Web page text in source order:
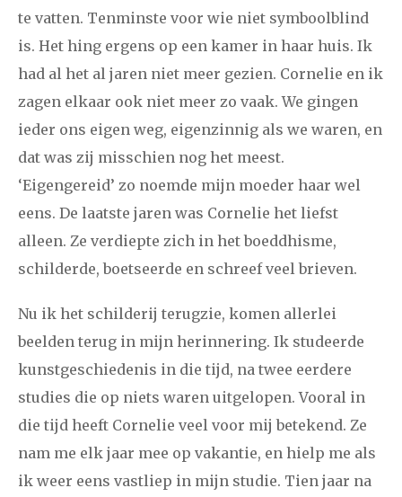
januari februari maart april mei juni juli
december
2018
januari februari maart april mei
augustus september oktober november
2017
januari
augustus september oktober november
2016 augustus september oktober november
december
te vatten. Tenminste voor wie niet symboolblind
is. Het hing ergens op een kamer in haar huis. Ik
had al het al jaren niet meer gezien. Cornelie en ik
zagen elkaar ook niet meer zo vaak. We gingen
ieder ons eigen weg, eigenzinnig als we waren, en
dat was zij misschien nog het meest.
‘Eigengereid’ zo noemde mijn moeder haar wel
eens. De laatste jaren was Cornelie het liefst
alleen. Ze verdiepte zich in het boeddhisme,
schilderde, boetseerde en schreef veel brieven.
Nu ik het schilderij terugzie, komen allerlei
beelden terug in mijn herinnering. Ik studeerde
kunstgeschiedenis in die tijd, na twee eerdere
studies die op niets waren uitgelopen. Vooral in
die tijd heeft Cornelie veel voor mij betekend. Ze
nam me elk jaar mee op vakantie, en hielp me als
ik weer eens vastliep in mijn studie. Tien jaar na